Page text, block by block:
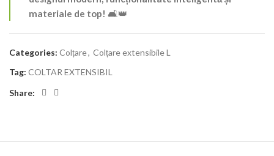
materiale de top! 🛋️👑
Categories: Colțare, Colțare extensibile L
Tag: COLTAR EXTENSIBIL
Share: